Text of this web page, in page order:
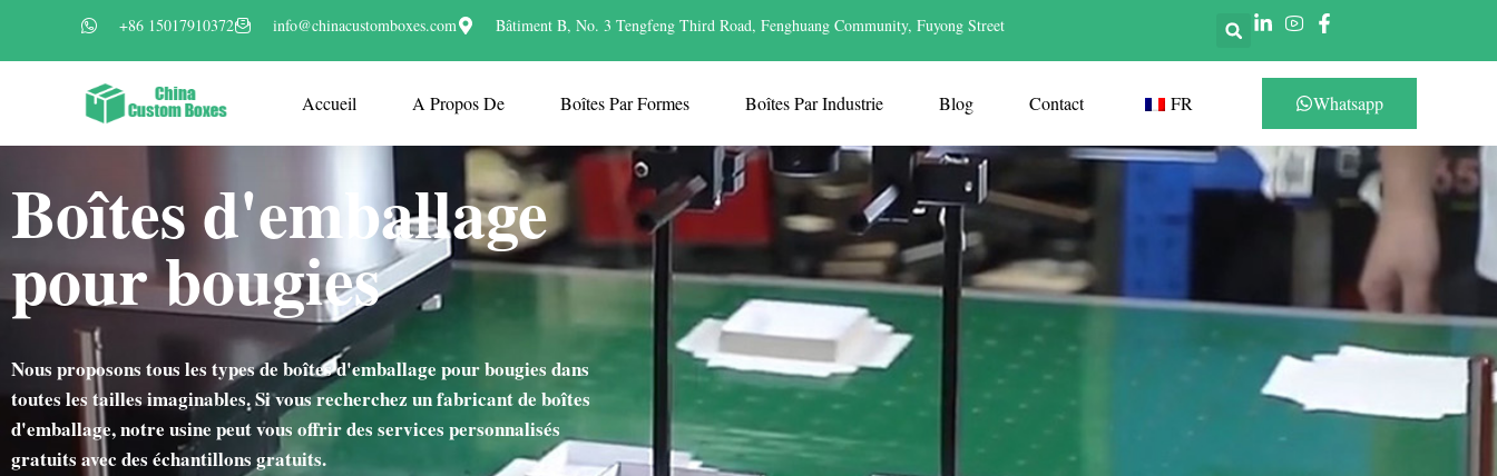
+86 15017910372 info@chinacustomboxes.com Bâtiment B, No. 3 Tengfeng Third Road, Fenghuang Community, Fuyong Street
Accueil A Propos De Boîtes Par Formes Boîtes Par Industrie Blog Contact FR Whatsapp
Boîtes d'emballage
pour bougies
Nous proposons tous les types de boîtes d'emballage pour bougies dans
toutes les tailles imaginables. Si vous recherchez un fabricant de boîtes
d'emballage, notre usine peut vous offrir des services personnalisés
gratuits avec des échantillons gratuits.